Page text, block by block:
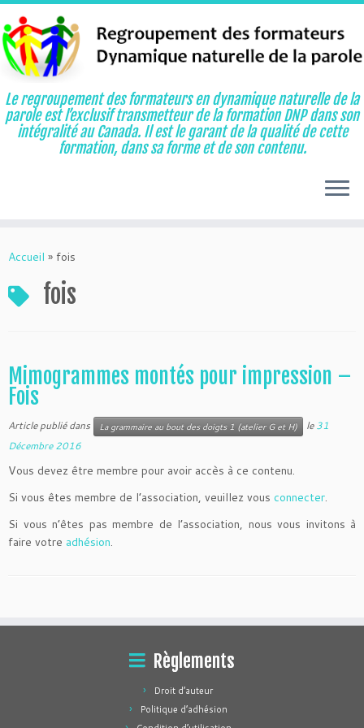
au
Le regroupement des formateurs en dynamique naturelle de la
parole est l’exclusif transmetteur de la formation DNP dans son
intégralité au Canada. Il est le garant de la qualité de cette
formation, dans sa forme et de son contenu.
Accueil » fois
fois
Mimogrammes montés pour impression –
Fois
Article publié dans La grammaire au bout des doigts 1 (atelier G et H) le31
Décembre 2016
Vous devez être membre pour avoir accès à ce contenu.
Si vous êtes membre de l’association, veuillez vous connecter.
Si vous n’êtes pas membre de l’association, nous vous invitons à
faire votre adhésion.
Règlements
Droit d’auteur
Politique d’adhésion